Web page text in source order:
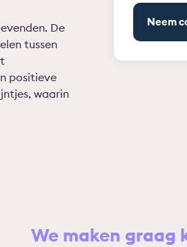
De
tussen
positieve
waarin
Neem
We maken graag